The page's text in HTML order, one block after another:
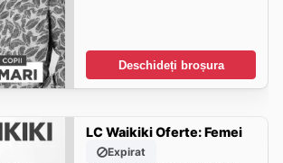
Deschideți broșura
LC Waikiki Oferte: Femei
Expirat